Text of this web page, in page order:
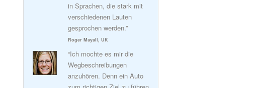
in Sprachen, die stark mit
verschiedenen Lauten
gesprochen werden.”
Roger Mayall, UK
“Ich mochte es mir die
Wegbeschreibungen
anzuhören. Denn ein Auto